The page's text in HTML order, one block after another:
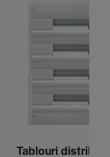
Tablouri